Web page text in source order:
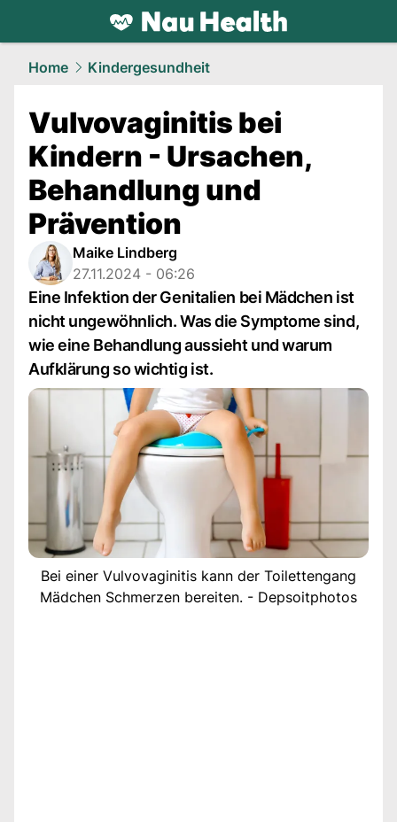
health.NAU.ch
Home Kindergesundheit
Vulvovaginitis bei
Kindern - Ursachen,
Behandlung und
Prävention
Maike Lindberg
27.11.2024 - 06:26
Eine Infektion der Genitalien bei Mädchen ist
nicht ungewöhnlich. Was die Symptome sind,
wie eine Behandlung aussieht und warum
Aufklärung so wichtig ist.
Bei einer Vulvovaginitis kann der Toilettengang
Mädchen Schmerzen bereiten. - Depsoitphotos